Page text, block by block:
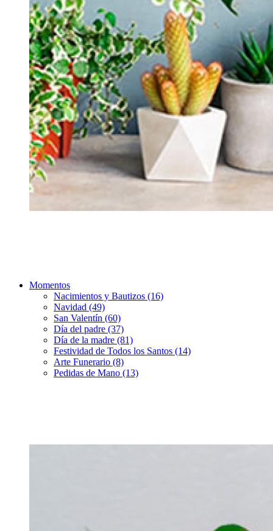
Momentos
Nacimientos y Bautizos (16)
Navidad (49)
San Valentín (60)
Día del padre (37)
Día de la madre (81)
Festividad de Todos los Santos (14)
Arte Funerario (8)
Pedidas de Mano (13)